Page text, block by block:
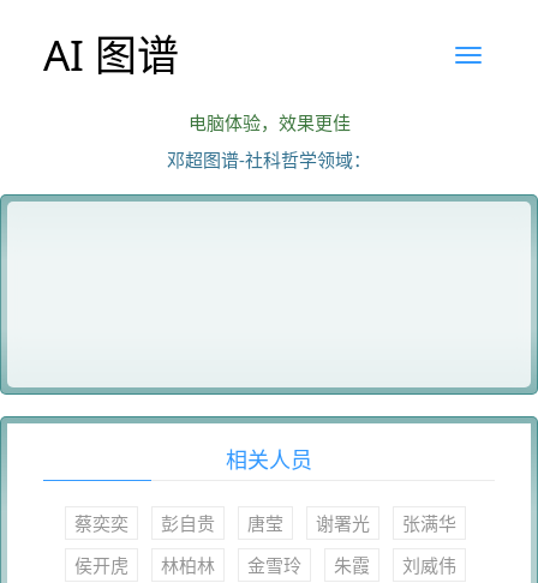
AI 图谱
电脑体验，效果更佳
邓超图谱-社科哲学领域：
相关人员
蔡奕奕 彭自贵 唐莹 谢署光
张满华
侯开虎
林柏林 金雪玲 朱霞
刘威伟